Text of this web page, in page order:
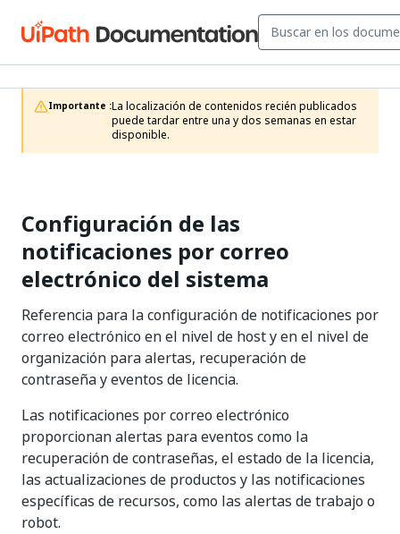
Importante :La localización de contenidos recién publicados
puede tardar entre una y dos semanas en estar
disponible.
Configuración de las
notificaciones por correo
electrónico del sistema
Referencia para la configuración de notificaciones por
correo electrónico en el nivel de host y en el nivel de
organización para alertas, recuperación de
contraseña y eventos de licencia.
Las notificaciones por correo electrónico
proporcionan alertas para eventos como la
recuperación de contraseñas, el estado de la licencia,
las actualizaciones de productos y las notificaciones
específicas de recursos, como las alertas de trabajo o
robot.